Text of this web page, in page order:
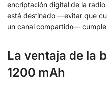
encriptación digital de la
está destinado —evitar que
un canal compartido—
La ventaja de la
1200 mAh